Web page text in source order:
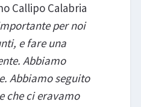
Callipo Calabria
per noi
e fare una
Abbiamo
Abbiamo seguito
che ci eravamo